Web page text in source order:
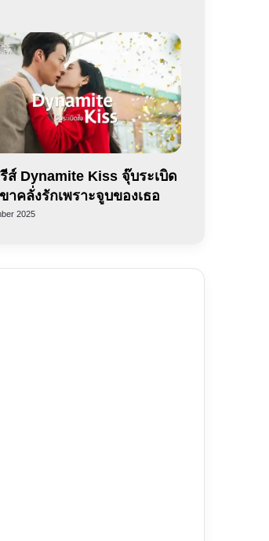
ส์ Dynamite Kiss จุ๊บระเบิด
าคลั่งรักเพราะจูบของเธอ
2025